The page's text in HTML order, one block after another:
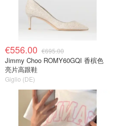
€556.00 €695.00
Jimmy Choo ROMY60GQI 香槟色
亮片高跟鞋
Giglio (DE)